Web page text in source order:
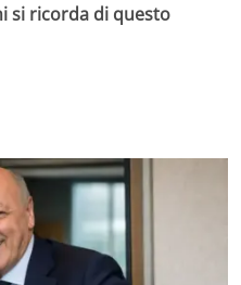
si ricorda di questo